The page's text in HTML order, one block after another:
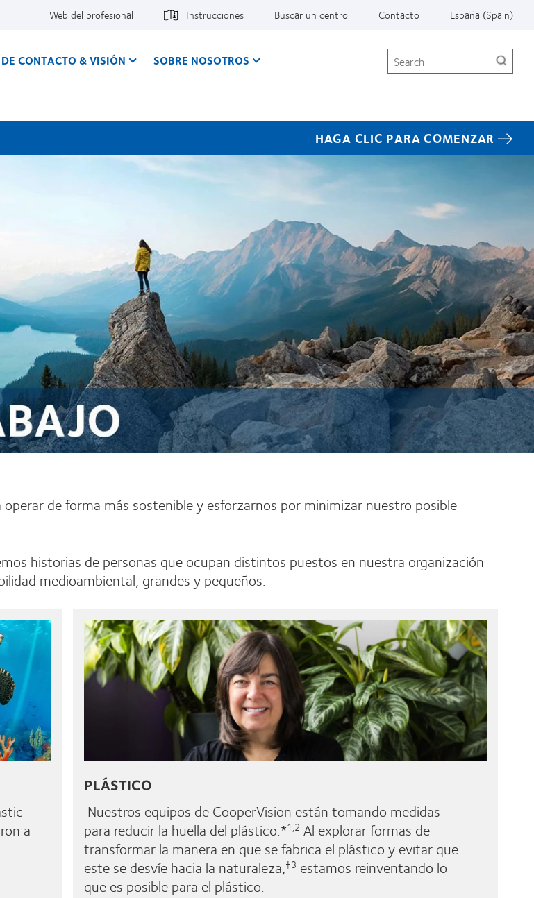
Web del profesional Instrucciones Buscar un centro Contacto España (Spain)
CONTACTO & VISIÓN SOBRE NOSOTROS Search
HAGA CLIC PARA COMENZAR
de forma más sostenible y esforzarnos por minimizar nuestro posible
historias de personas que ocupan distintos puestos en nuestra organización
medioambiental, grandes y pequeños.
a
PLÁSTICO
Nuestros equipos de CooperVision están tomando medidas
para reducir la huella del plástico.*1,2 Al explorar formas de
transformar la manera en que se fabrica el plástico y evitar que
este se desvíe hacia la naturaleza,†3 estamos reinventando lo
que es posible para el plástico.